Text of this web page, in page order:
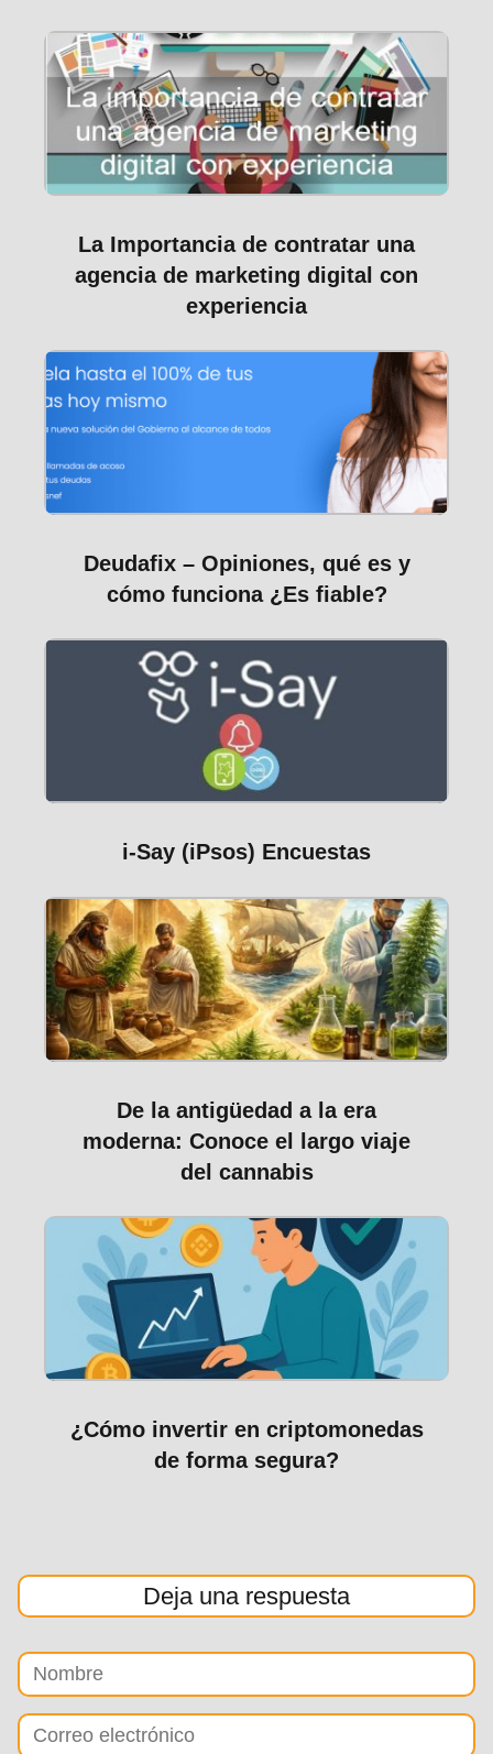
La Importancia de contratar una
agencia de marketing digital con
experiencia
Deudafix – Opiniones, qué es y
cómo funciona ¿Es fiable?
i-Say (iPsos) Encuestas
De la antigüedad a la era
moderna: Conoce el largo viaje
del cannabis
¿Cómo invertir en criptomonedas
de forma segura?
Deja una respuesta